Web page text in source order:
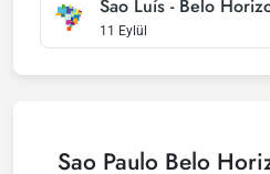
Sao Luís - Belo
11 Eylül
Sao Paulo Belo